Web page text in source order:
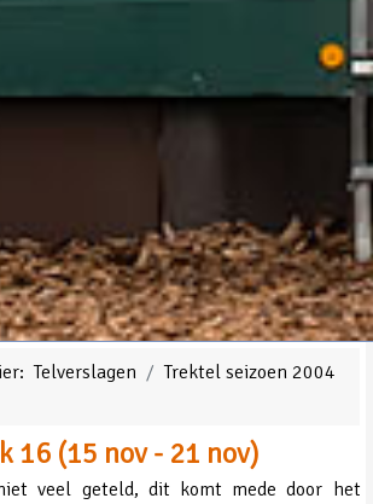
Telverslagen
Trektel seizoen 2004
16 (15 nov - 21 nov)
veel geteld, dit komt mede door het